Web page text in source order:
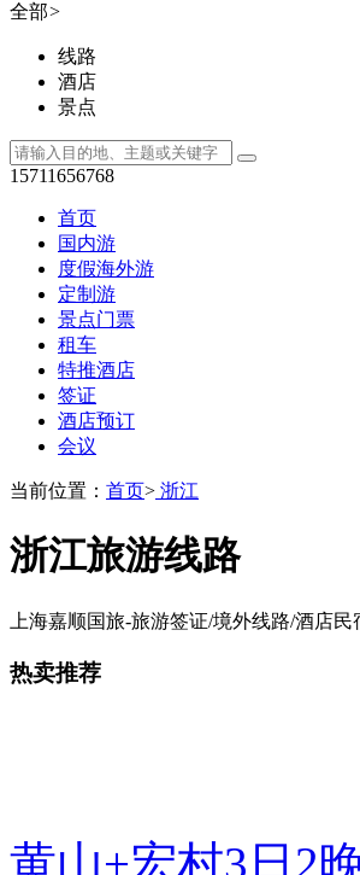
全部>
线路
酒店
景点
15711656768
首页
国内游
度假海外游
定制游
景点门票
租车
特推酒店
签证
酒店预订
会议
当前位置： 首页> 浙江
浙江旅游线路
上海嘉顺国旅-旅游签证/境外线路/酒店
热卖推荐
黄山+宏村3日2